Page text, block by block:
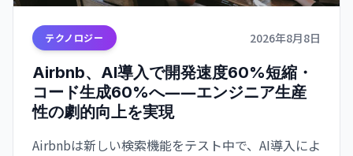
テクノロジー 2026年8月8日
Airbnb、AI導入で開発速度60%短縮・
コード生成60%へ――エンジニア生産
性の劇的向上を実現
Airbnbは新しい検索機能をテスト中で、AI導入によ